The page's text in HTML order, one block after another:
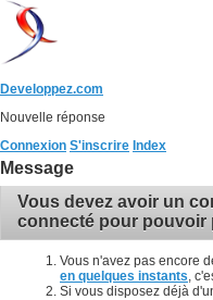
Developpez.com
Nouvelle réponse
Connexion S'inscrire Index
Message
Vous devez avoir un
connecté pour pouvoir
Vous n'avez pas encore
en quelques instants ,
Si vous disposez déjà